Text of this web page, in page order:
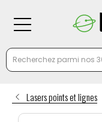
Lasers points et lignes